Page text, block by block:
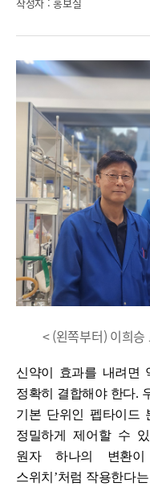
< (왼쪽부터) 이희
신약이 효과를 내려면
정확히 결합해야 한다.
기본 단위인 펩타이드
정밀하게 제어할 수
원자 하나의 변환
스위치’처럼 작용한다